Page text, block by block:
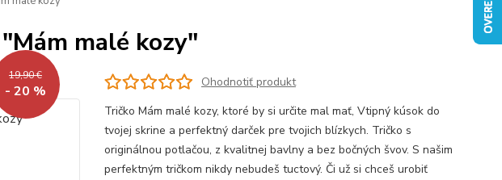
malé kozy"
19,90 €
- 20 %
Ohodnotiť produkt
Tričko Mám malé kozy, ktoré by si určite mal mať, Vtipný kúsok do
tvojej skrine a perfektný darček pre tvojich blízkych. Tričko s
originálnou potlačou, z kvalitnej bavlny a bez bočných švov. S našim
perfektným tričkom nikdy nebudeš tuctový. Či už si chceš urobiť